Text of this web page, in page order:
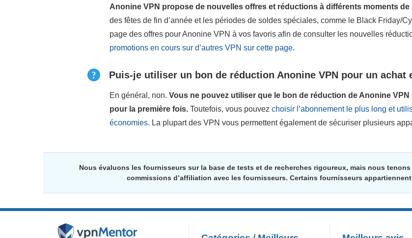
Anonine VPN propose de nouvelles offres et réductions à différents moments de
des fêtes de fin d’année et les périodes de soldes spéciales, comme le Black Friday/
page des offres pour Anonine VPN à vos favoris afin de consulter les nouvelles
promotions en cours sur d’autres VPN sur cette page.
Puis-je utiliser un bon de réduction Anonine VPN pour un achat
En général, non. Vous ne pouvez utiliser que le bon de réduction de Anonine
pour la première fois. Toutefois, vous pouvez choisir l’abonnement le plus long et
économies. La plupart des VPN vous permettent également de sécuriser plusieurs
Nous évaluons les fournisseurs sur la base de tests et de recherches rigoureux, mais nous
commissions d’affiliation avec les fournisseurs. Certains fournisseurs